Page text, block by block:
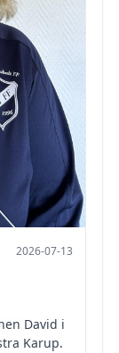
2026-07-13
David i
Karup.